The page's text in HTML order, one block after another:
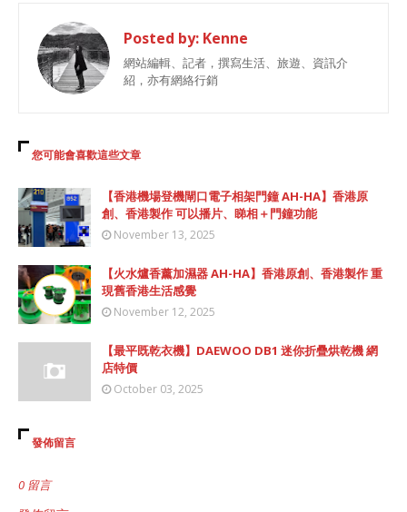
Posted by: Kenne
網站編輯、記者，撰寫生活、旅遊、資訊介
紹，亦有網絡行銷
您可能會喜歡這些文章
【香港機場登機閘口電子相架門鐘 AH-HA】香港原
創、香港製作 可以播片、睇相＋門鐘功能
November 13, 2025
【火水爐香薰加濕器 AH-HA】香港原創、香港製作 重
現舊香港生活感覺
November 12, 2025
【最平既乾衣機】DAEWOO DB1 迷你折疊烘乾機 網
店特價
October 03, 2025
發佈留言
0 留言